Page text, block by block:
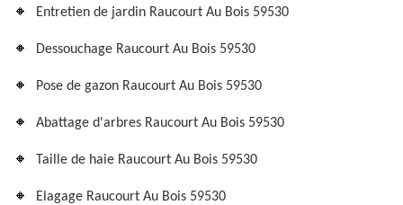
Entretien de jardin Raucourt Au Bois 59530
Dessouchage Raucourt Au Bois 59530
Pose de gazon Raucourt Au Bois 59530
Abattage d'arbres Raucourt Au Bois 59530
Taille de haie Raucourt Au Bois 59530
Elagage Raucourt Au Bois 59530